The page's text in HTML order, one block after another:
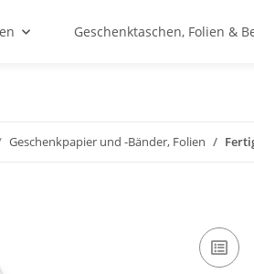
Geschenktaschen, Folien &
Geschenkpapier und -Bänder, Folien